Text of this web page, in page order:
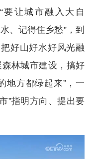
要让城市融入大自
、记得住乡愁”，到
好山好水好风光融
森林城市建设，搞好
地方都绿起来”，一
”指明方向、提出要